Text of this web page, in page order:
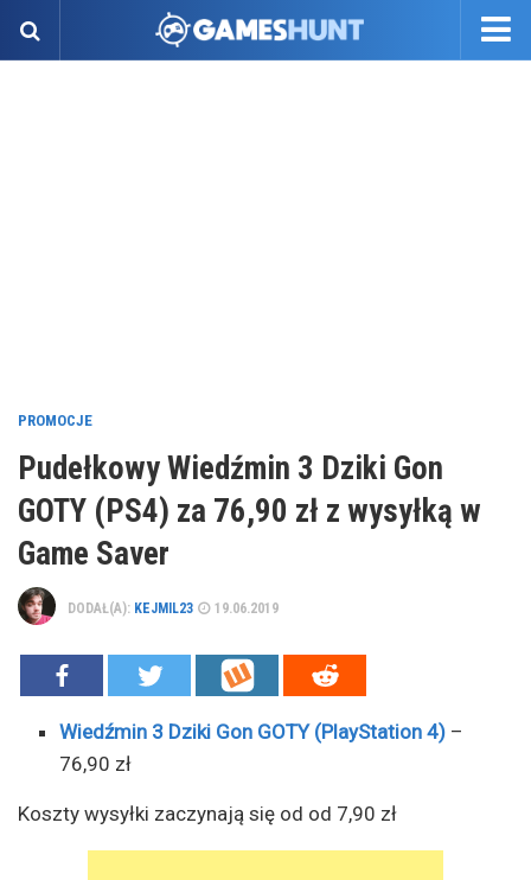
PROMOCJE
Pudełkowy Wiedźmin 3 Dziki Gon
GOTY (PS4) za 76,90 zł z wysyłką w
Game Saver
DODAŁ(A): KEJMIL23 19.06.2019
Wiedźmin 3 Dziki Gon GOTY (PlayStation 4) –
76,90 zł
Koszty wysyłki zaczynają się od od 7,90 zł